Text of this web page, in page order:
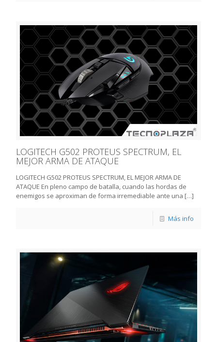
LOGITECH G502 PROTEUS SPECTRUM, EL
MEJOR ARMA DE ATAQUE
LOGITECH G502 PROTEUS SPECTRUM, EL MEJOR ARMA DE
ATAQUE En pleno campo de batalla, cuando las hordas de
enemigos se aproximan de forma irremediable ante una […]
Más info